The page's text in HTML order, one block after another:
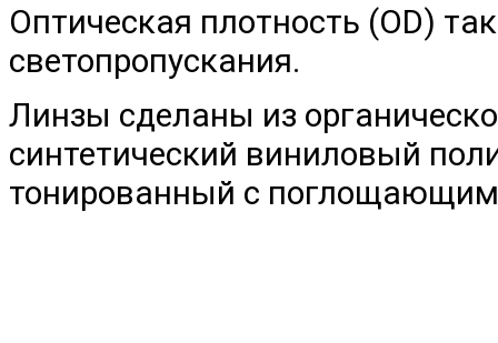
Оптическая плотность (OD)
светопропускания.
Линзы сделаны из
синтетический виниловый
тонированный с